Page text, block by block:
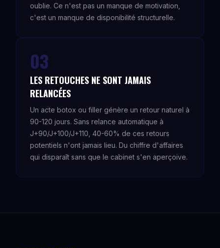
oublie. Ce n'est pas un manque de motivation,
c'est un manque de disponibilité structurelle.
03
LES RETOUCHES NE SONT JAMAIS
RELANCÉES
Un acte botox ou filler génère un retour naturel à
90-120 jours. Sans relance automatique à
J+90/J+100/J+110, 40-60% de ces retours
potentiels n'ont jamais lieu. Du chiffre d'affaires
qui disparaît sans que le cabinet s'en aperçoive.